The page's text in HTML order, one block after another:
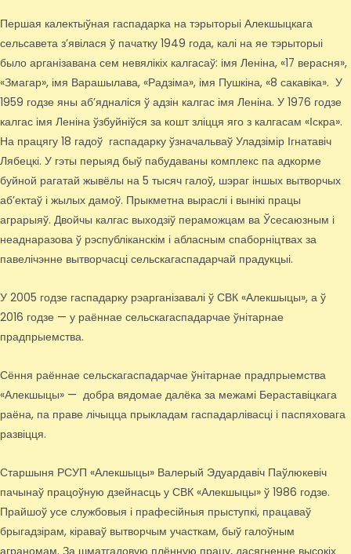
Першая калектыўная гаспадарка на тэрыторыі Алекшыцкага
сельсавета з’явілася ў пачатку 1949 года, калі на яе тэрыторыі
было арганізавана сем невялікіх калгасаў: імя Леніна, «17 верасня»,
«Змагар», імя Варашылава, «Радзіма», імя Пушкіна, «8 сакавіка». У
1959 годзе яны аб’ядналіся ў адзін калгас імя Леніна. У 1976 годзе
калгас імя Леніна ўзбуйніўся за кошт зліцця яго з калгасам «Іскра».
На працягу 18 гадоў гаспадарку ўзначальваў Уладзімір Ігнатавіч
Лябецкі. У гэты перыяд быў пабудаваны комплекс па адкорме
буйной рагатай жывёлы на 5 тысяч галоў, шэраг іншых вытворчых
аб’ектаў і жылых дамоў. Прыкметна выраслі і вынікі працы
аграрыяў. Двойчы калгас выходзіў пераможцам ва Ўсесаюзным і
неаднаразова ў рэспубліканскім і абласным спаборніцтвах за
павелічэнне вытворчасці сельскагаспадарчай прадукцыі.
У 2005 годзе гаспадарку рэарганізавалі ў СВК «Алекшыцы», а ў
2016 годзе — у раённае сельскагаспадарчае ўнітарнае
прадпрыемства.
Сёння раённае сельскагаспадарчае ўнітарнае прадпрыемства
«Алекшыцы» — добра вядомае далёка за межамі Бераставіцкага
раёна, па праве лічыцца прыкладам гаспадарлівасці і паспяховага
развіцця.
Старшыня РСУП «Алекшыцы» Валерый Эдуардавіч Паўлюкевіч
пачынаў працоўную дзейнасць у СВК «Алекшыцы» ў 1986 годзе.
Прайшоў усе службовыя і прафесійныя прыступкі, працаваў
брыгадзірам, кіраваў вытворчым участкам, быў галоўным